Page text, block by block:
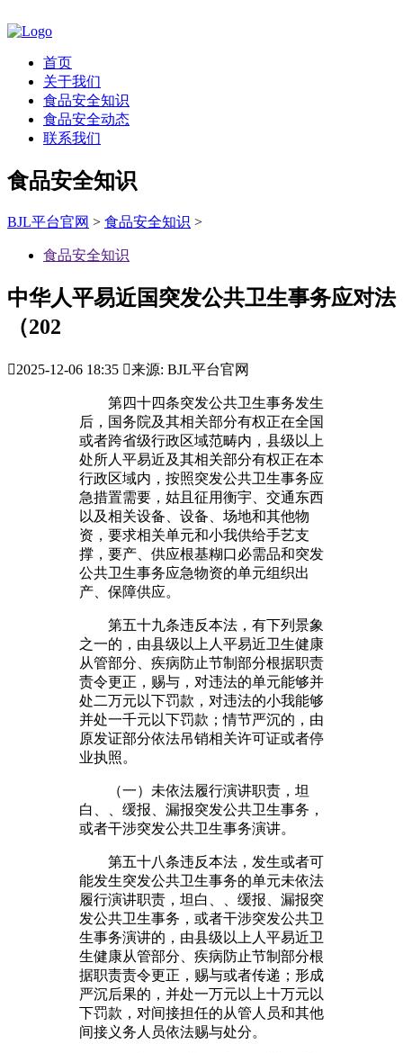
首页
关于我们
食品安全知识
食品安全动态
联系我们
食品安全知识
BJL平台官网 > 食品安全知识 >
食品安全知识
中华人平易近国突发公共卫生事务应对法
（202
2025-12-06 18:35 来源: BJL平台官网
第四十四条突发公共卫生事务发生
后，国务院及其相关部分有权正在全国
或者跨省级行政区域范畴内，县级以上
处所人平易近及其相关部分有权正在本
行政区域内，按照突发公共卫生事务应
急措置需要，姑且征用衡宇、交通东西
以及相关设备、设备、场地和其他物
资，要求相关单元和小我供给手艺支
撑，要产、供应根基糊口必需品和突发
公共卫生事务应急物资的单元组织出
产、保障供应。
第五十九条违反本法，有下列景象
之一的，由县级以上人平易近卫生健康
从管部分、疾病防止节制部分根据职责
责令更正，赐与，对违法的单元能够并
处二万元以下罚款，对违法的小我能够
并处一千元以下罚款；情节严沉的，由
原发证部分依法吊销相关许可证或者停
业执照。
（一）未依法履行演讲职责，坦
白、、缓报、漏报突发公共卫生事务，
或者干涉突发公共卫生事务演讲。
第五十八条违反本法，发生或者可
能发生突发公共卫生事务的单元未依法
履行演讲职责，坦白、、缓报、漏报突
发公共卫生事务，或者干涉突发公共卫
生事务演讲的，由县级以上人平易近卫
生健康从管部分、疾病防止节制部分根
据职责责令更正，赐与或者传递；形成
严沉后果的，并处一万元以上十万元以
下罚款，对间接担任的从管人员和其他
间接义务人员依法赐与处分。